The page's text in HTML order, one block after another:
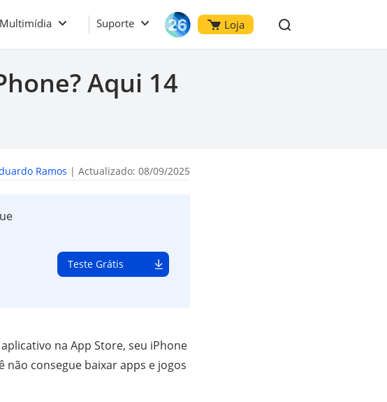
Multimídia Suporte Loja
Aqui 14
Ramos | Actualizado: 08/09/2025
Teste Grátis
na App Store, seu iPhone
não consegue baixar apps e jogos